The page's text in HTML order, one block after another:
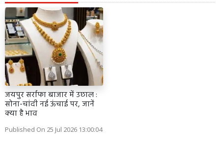
जयपुर सर्राफा बाजार में उछाल :
सोना-चांदी नई ऊंचाई पर, जानें
क्या है भाव
Published On 25 Jul 2026 13:00:04